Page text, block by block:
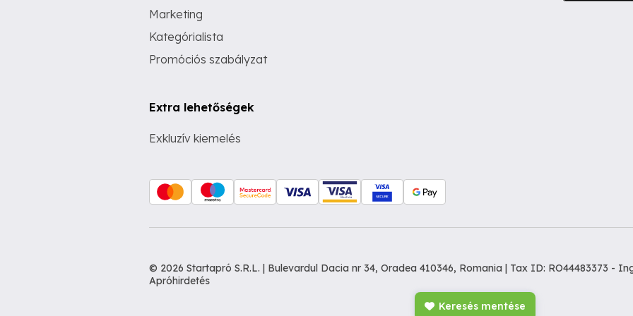
Keresés mentése
Marketing
Kategórialista
Promóciós szabályzat
Extra lehetőségek
Exkluzív kiemelés
© 2026 Startapró S.R.L. | Bulevardul Dacia nr 34, Oradea 410346, Romania | Tax ID: RO44483373 -
Apróhirdetés